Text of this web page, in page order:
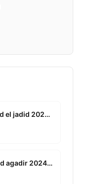
258 non defini ghyr mhdd el jadid 2024 09 29
264 non defini ghyr mhdd agadir 2024 10 01